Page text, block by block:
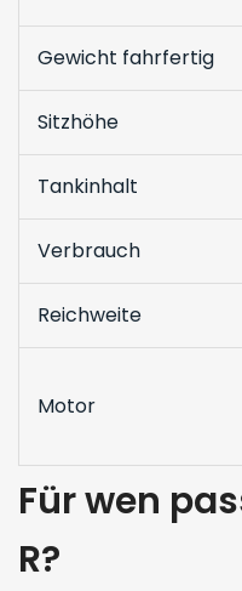
Gewicht fahrfertig
Sitzhöhe
Tankinhalt
Verbrauch
Reichweite
Motor
Für wen
R?